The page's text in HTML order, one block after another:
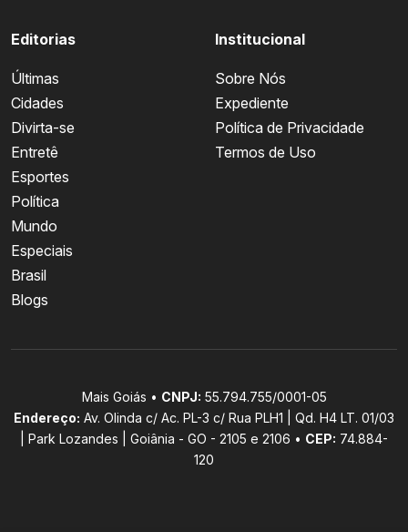
Editorias
Últimas
Cidades
Divirta-se
Entretê
Esportes
Política
Mundo
Especiais
Brasil
Blogs
Institucional
Sobre Nós
Expediente
Política de Privacidade
Termos de Uso
Mais Goiás • CNPJ: 55.794.755/0001-05
Endereço: Av. Olinda c/ Ac. PL-3 c/ Rua PLH1 | Qd. H4 LT. 01/03
| Park Lozandes | Goiânia - GO - 2105 e 2106 • CEP: 74.884-
120